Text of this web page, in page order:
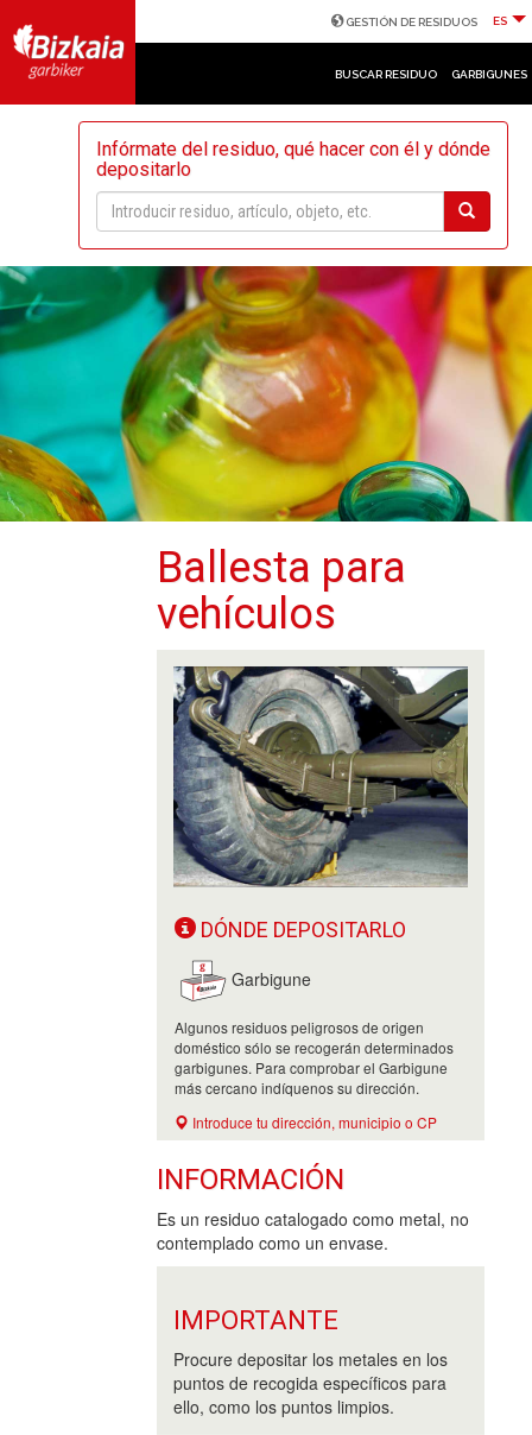
GESTIÓN DE RESIDUOS ES
BUSCAR RESIDUO GARBIGUNES
Infórmate del residuo, qué hacer con él y dónde
depositarlo
Ballesta para
vehículos
DÓNDE DEPOSITARLO
Garbigune
Algunos residuos peligrosos de origen
doméstico sólo se recogerán determinados
garbigunes. Para comprobar el Garbigune
más cercano indíquenos su dirección.
Introduce tu dirección, municipio o CP
INFORMACIÓN
Es un residuo catalogado como metal, no
contemplado como un envase.
IMPORTANTE
Procure depositar los metales en los
puntos de recogida específicos para
ello, como los puntos limpios.